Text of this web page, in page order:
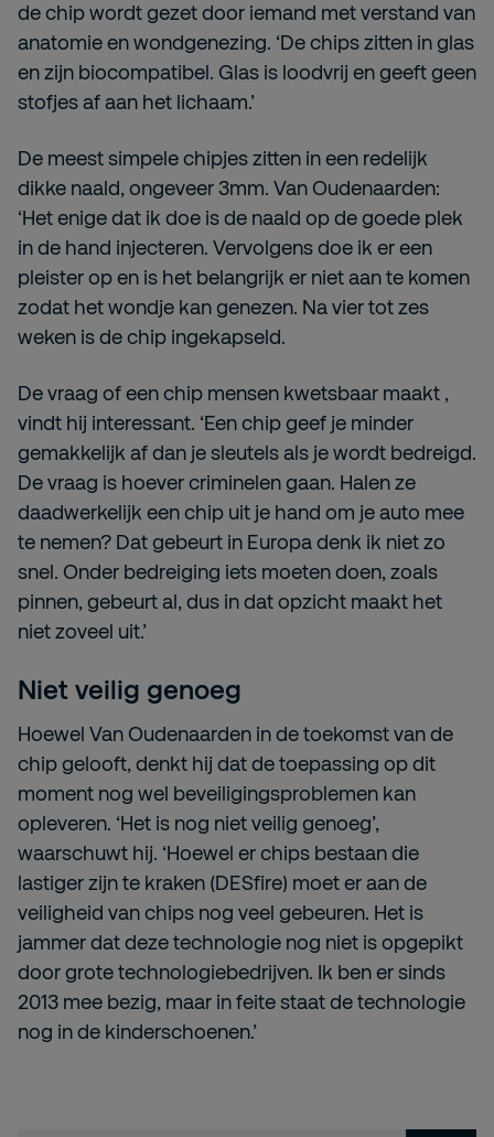
de chip wordt gezet door iemand met verstand van
anatomie en wondgenezing. ‘De chips zitten in glas
en zijn biocompatibel. Glas is loodvrij en geeft geen
stofjes af aan het lichaam.’
De meest simpele chipjes zitten in een redelijk
dikke naald, ongeveer 3mm. Van Oudenaarden:
‘Het enige dat ik doe is de naald op de goede plek
in de hand injecteren. Vervolgens doe ik er een
pleister op en is het belangrijk er niet aan te komen
zodat het wondje kan genezen. Na vier tot zes
weken is de chip ingekapseld.
De vraag of een chip mensen kwetsbaar maakt ,
vindt hij interessant. ‘Een chip geef je minder
gemakkelijk af dan je sleutels als je wordt bedreigd.
De vraag is hoever criminelen gaan. Halen ze
daadwerkelijk een chip uit je hand om je auto mee
te nemen? Dat gebeurt in Europa denk ik niet zo
snel. Onder bedreiging iets moeten doen, zoals
pinnen, gebeurt al, dus in dat opzicht maakt het
niet zoveel uit.’
Niet veilig genoeg
Hoewel Van Oudenaarden in de toekomst van de
chip gelooft, denkt hij dat de toepassing op dit
moment nog wel beveiligingsproblemen kan
opleveren. ‘Het is nog niet veilig genoeg’,
waarschuwt hij. ‘Hoewel er chips bestaan die
lastiger zijn te kraken (DESfire) moet er aan de
veiligheid van chips nog veel gebeuren. Het is
jammer dat deze technologie nog niet is opgepikt
door grote technologiebedrijven. Ik ben er sinds
2013 mee bezig, maar in feite staat de technologie
nog in de kinderschoenen.’